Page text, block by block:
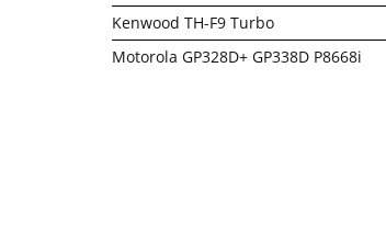
Kenwood TH-F9 Turbo
Motorola GP328D+ GP338D P8668i